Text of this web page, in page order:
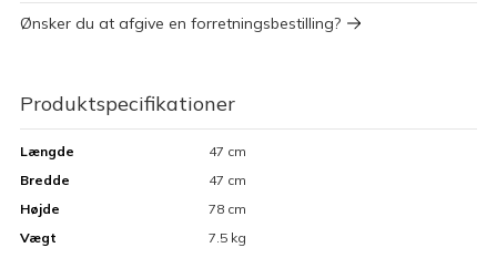
Ønsker du at afgive en forretningsbestilling?
Produktspecifikationer
Længde
47 cm
Bredde
47 cm
Højde
78 cm
Vægt
7.5 kg